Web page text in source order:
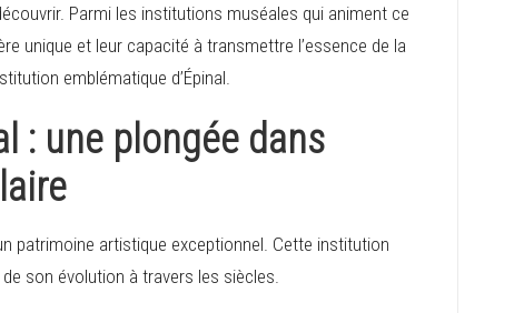
Parmi les institutions muséales qui animent ce
unique et leur capacité à transmettre l’essence de la
emblématique d’Épinal.
: une plongée dans
patrimoine artistique exceptionnel. Cette institution
son évolution à travers les siècles.